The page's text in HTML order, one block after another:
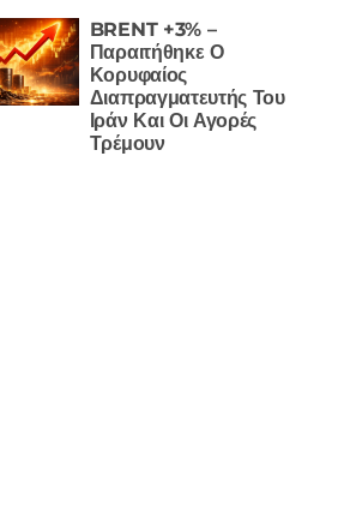
BRENT +3% –
Παραιτήθηκε Ο
Κορυφαίος
Διαπραγματευτής Του
Ιράν Και Οι Αγορές
Τρέμουν